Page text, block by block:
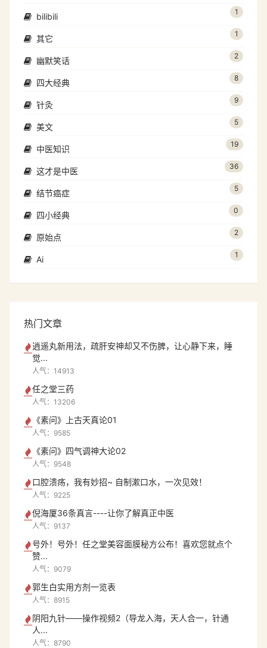
bilibili 1
其它 1
幽默笑话 2
四大经典 8
针灸 9
美文 5
中医知识 19
这才是中医 36
结节癌症 5
四小经典 0
原始点 2
Ai 1
热门文章
逍遥丸新用法，疏肝安神却又不伤脾，让心静下来，睡
觉...
人气：14913
任之堂三药
人气：13206
《素问》上古天真论01
人气：9585
《素问》四气调神大论02
人气：9548
口腔溃疡，我有妙招~ 自制漱口水，一次见效！
人气：9225
倪海厦36条真言----让你了解真正中医
人气：9137
号外！号外！任之堂美容面膜秘方公布！喜欢您就点个
赞...
人气：9079
郭生白实用方剂一览表
人气：8915
阴阳九针——操作视频2（导龙入海，天人合一，针通
人...
人气：8790